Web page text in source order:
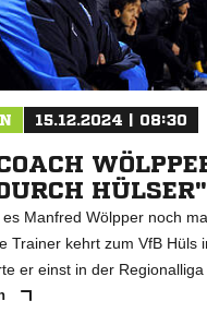
15.12.2024 | 08:30
HÜLSER"
es Manfred Wölpper noch
Trainer kehrt zum VfB Hüls
er einst in der Regionalliga